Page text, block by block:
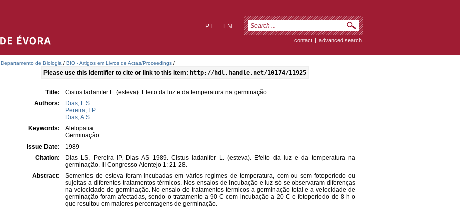
EN
PT
contact | advanced search
Departamento de Biologia / BIO - Artigos em Livros de Actas/Proceedings /
Please use this identifier to cite or link to this item: http://hdl.handle.net/10174/11925
Title:
Cistus ladanifer L. (esteva). Efeito da luz e da temperatura na germinação
Authors:
Dias, L.S.
Pereira, I.P.
Dias, A.S.
Keywords:
Alelopatia
Germinação
Issue Date:
1989
Citation:
Dias LS, Pereira IP, Dias AS 1989. Cistus ladanifer L. (esteva). Efeito da luz e da temperatura na
germinação. III Congresso Alentejo 1: 21-28.
Abstract:
Sementes de esteva foram incubadas em vários regimes de temperatura, com ou sem fotoperíodo ou
sujeitas a diferentes tratamentos térmicos. Nos ensaios de incubação e luz só se observaram diferenças
na velocidade de germinação. No ensaio de tratamentos térmicos a germinação total e a velocidade de
germinação foram afectadas, sendo o tratamento a 90 C com incubação a 20 C e fotoperíodo de 8 h o
que resultou em maiores percentagens de germinação.